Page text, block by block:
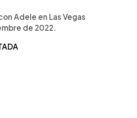
Adele en Las Vegas
de 2022.